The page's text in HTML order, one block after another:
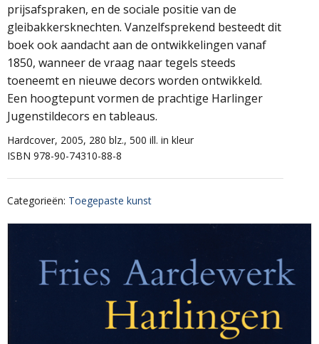
prijsafspraken, en de sociale positie van de
gleibakkersknechten. Vanzelfsprekend besteedt dit
boek ook aandacht aan de ontwikkelingen vanaf
1850, wanneer de vraag naar tegels steeds
toeneemt en nieuwe decors worden ontwikkeld.
Een hoogtepunt vormen de prachtige Harlinger
Jugenstildecors en tableaus.
Hardcover, 2005, 280 blz., 500 ill. in kleur
ISBN 978-90-74310-88-8
Categorieën: Toegepaste kunst